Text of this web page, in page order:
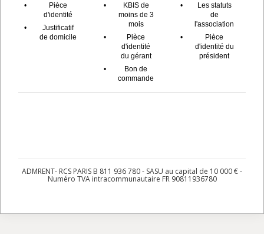
•
Pièce
d'identité
•
Justificatif
de domicile
•
KBIS de
moins de 3
mois
•
Pièce
d'identité
du gérant
•
Bon de
commande
•
Les statuts
de
l'association
•
Pièce
d'identité du
président
ADMRENT- RCS PARIS B 811 936 780 - SASU au capital de 10 000 € -
Numéro TVA intracommunautaire FR 90811936780